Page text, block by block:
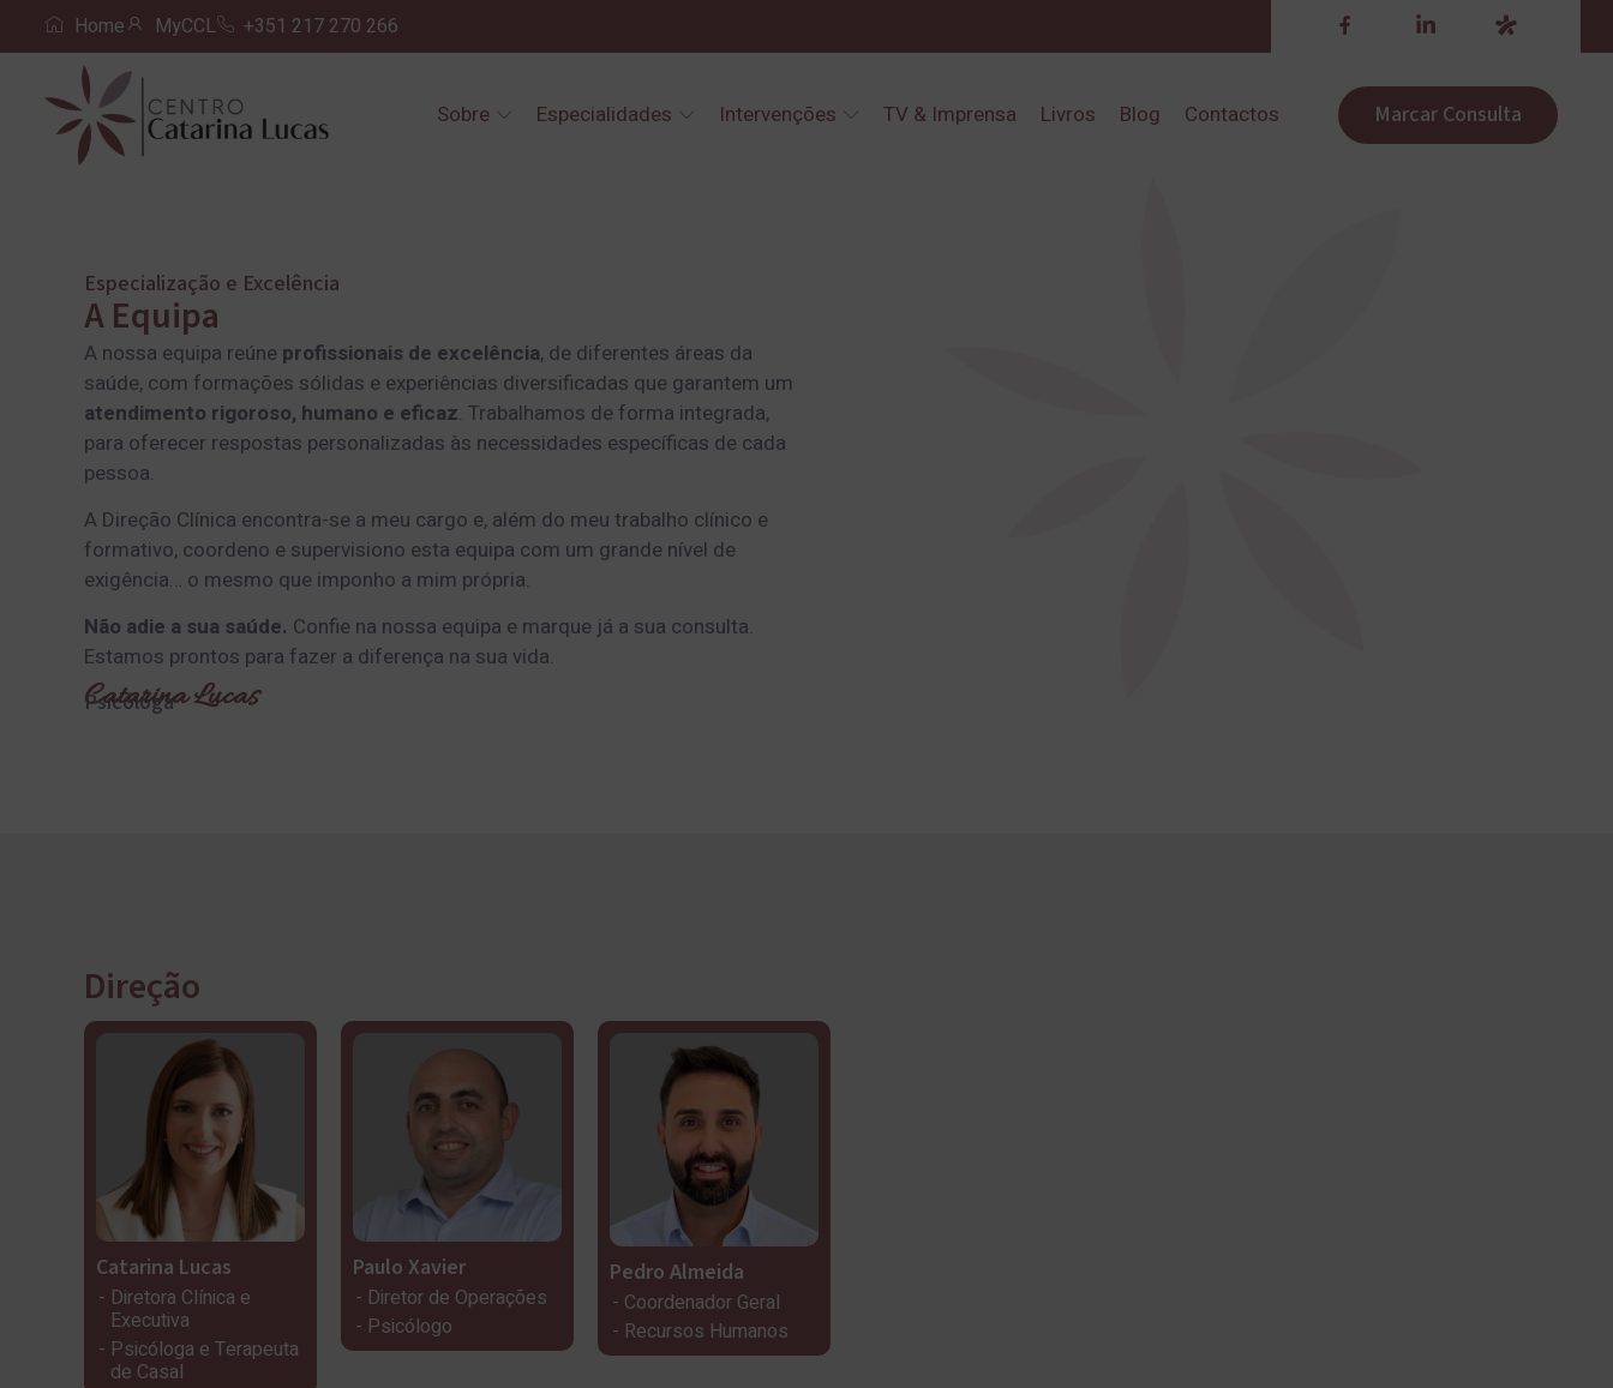
Home MyCCL +351 217 270 266
Sobre Especialidades Intervenções TV & Imprensa Livros Blog Contactos Marcar Consulta
Especialização e Excelência
A Equipa
A nossa equipa reúne profissionais de excelência, de diferentes áreas da
saúde, com formações sólidas e experiências diversificadas que garantem um
atendimento rigoroso, humano e eficaz. Trabalhamos de forma integrada,
para oferecer respostas personalizadas às necessidades específicas de cada
pessoa.
A Direção Clínica encontra-se a meu cargo e, além do meu trabalho clínico e
formativo, coordeno e supervisiono esta equipa com um grande nível de
exigência… o mesmo que imponho a mim própria.
Não adie a sua saúde. Confie na nossa equipa e marque já a sua consulta.
Estamos prontos para fazer a diferença na sua vida.
Catarina Lucas
Psicóloga
Direção
Catarina Lucas
Diretora Clínica e
Executiva
Psicóloga e Terapeuta
de Casal
Paulo Xavier
Diretor de Operações
Psicólogo
Pedro Almeida
Coordenador Geral
Recursos Humanos